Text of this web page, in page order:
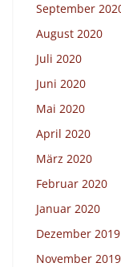
September
August 2020
Juli 2020
Juni 2020
Mai 2020
April 2020
März 2020
Februar 2020
Januar 2020
Dezember 2019
November 2019